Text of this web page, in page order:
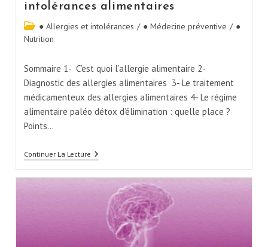
intolérances alimentaires
● Allergies et intolérances / ● Médecine préventive / ●
Nutrition
Sommaire 1- C’est quoi l’allergie alimentaire 2-
Diagnostic des allergies alimentaires 3- Le traitement
médicamenteux des allergies alimentaires 4- Le régime
alimentaire paléo détox d’élimination : quelle place ?
Points…
Continuer La Lecture